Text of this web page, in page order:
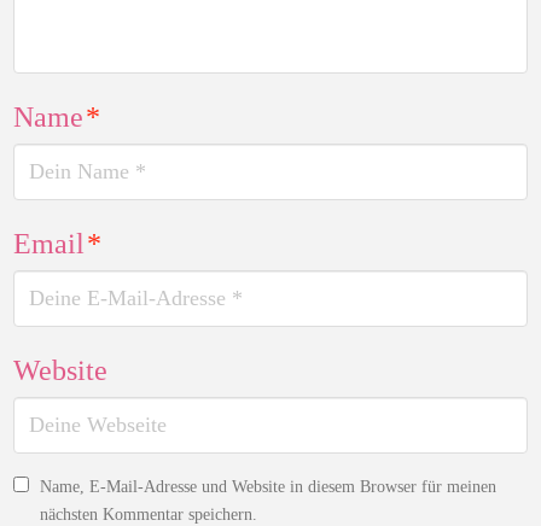
Name*
Email*
Website
Name, E-Mail-Adresse und Website in diesem Browser für meinen
nächsten Kommentar speichern.